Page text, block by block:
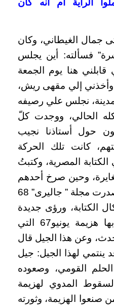
الراية أم أنه كان
بالفتى جمال الغيطاني، وكان
فسألته: أين يجلس
قابلني هنا يوم الجمعة
إلي مقهى ريش،
نجلس علي رصيفه
الحالي، ووجدت كلّ
حول أستاذنا نجيب
كانت تلك الحركة
المصرية، وكتبتُ
وحين صرخ أحدهم
: نحن جيل بلا أساتذة، صدرت مجلة ” جاليرى” 68
الكتابة، ورؤى جديدة
مغايرة واجه بها أصحابها هزيمة يونيو67 التي
وعن هذا الجيل قال
ينتمي لهذا الجيل: جيل
القومي، وصعوده
المدوي لهزيمة
صنعوا الهزيمة، وثورته